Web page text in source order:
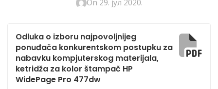
On 29. јул 2020.
Odluka o izboru najpovoljnijeg
ponuđača konkurentskom postupku za
nabavku kompjuterskog materijala,
ketridža za kolor štampač HP
WidePage Pro 477dw